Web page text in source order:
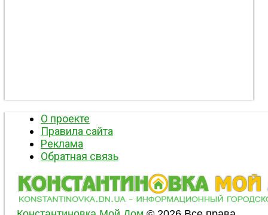
О проекте
Правила сайта
Реклама
Обратная связь